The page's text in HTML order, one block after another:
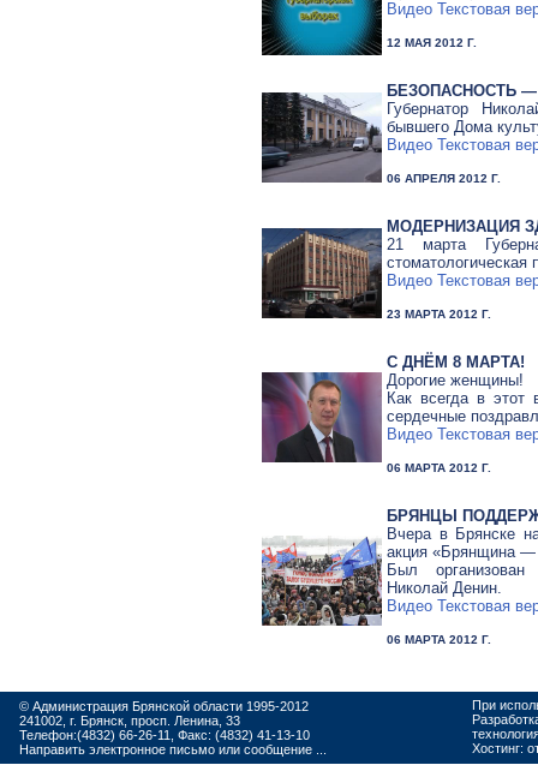
Видео Текстовая
12 МАЯ 2012 Г.
БЕЗОПАСНОСТЬ
Губернатор
бывшего Дома
Видео Текстовая
06 АПРЕЛЯ 2012 Г.
МОДЕРНИЗАЦИЯ
21 марта
стоматологическая
Видео Текстовая
23 МАРТА 2012 Г.
С ДНЁМ 8 МАРТА!
Дорогие женщины!
Как всегда в
сердечные
Видео Текстовая
06 МАРТА 2012 Г.
БРЯНЦЫ
Вчера в Брянске
акция «Брянщина —
Был
Николай Денин.
Видео Текстовая
06 МАРТА 2012 Г.
© Администрация Брянской области 1995-2012
241002, г. Брянск, просп. Ленина, 33
Телефон:(4832) 66-26-11, Факс: (4832) 41-13-10
Направить электронное письмо или сообщение ...
При
Хостинг: